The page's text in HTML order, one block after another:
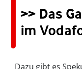
>> Das
im
Dazu gibt es